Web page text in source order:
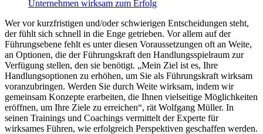
Wer vor kurzfristigen und/oder schwierigen Entscheidungen steht,
der fühlt sich schnell in die Enge getrieben. Vor allem auf der
Führungsebene fehlt es unter diesen Voraussetzungen oft an Weite,
an Optionen, die der Führungskraft den Handlungsspielraum zur
Verfügung stellen, den sie benötigt. „Mein Ziel ist es, Ihre
Handlungsoptionen zu erhöhen, um Sie als Führungskraft wirksam
voranzubringen. Werden Sie durch Weite wirksam, indem wir
gemeinsam Konzepte erarbeiten, die Ihnen vielseitige Möglichkeiten
eröffnen, um Ihre Ziele zu erreichen“, rät Wolfgang Müller. In
seinen Trainings und Coachings vermittelt der Experte für
wirksames Führen, wie erfolgreich Perspektiven geschaffen werden.